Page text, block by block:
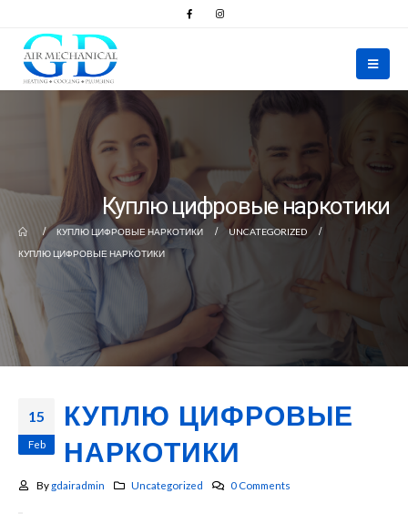
Куплю цифровые наркотики
КУПЛЮ ЦИФРОВЫЕ НАРКОТИКИ
UNCATEGORIZED
КУПЛЮ ЦИФРОВЫЕ НАРКОТИКИ
15
Feb
КУПЛЮ ЦИФРОВЫЕ
НАРКОТИКИ
By gdairadmin Uncategorized 0 Comments